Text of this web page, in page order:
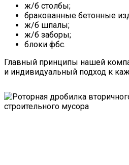
ж/б столбы;
бракованные бетонные
ж/б шпалы;
ж/б заборы;
блоки фбс.
Главный принципы нашей
и индивидуальный подход к